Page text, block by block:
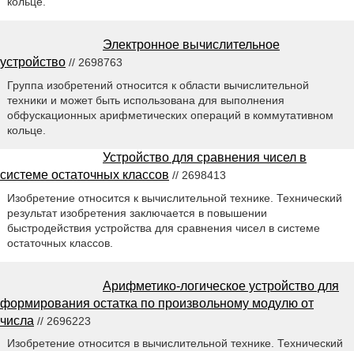
Электронное вычислительное
устройство // 2698763
Группа изобретений относится к области вычислительной
техники и может быть использована для выполнения
обфускационных арифметических операций в коммутативном
кольце.
Устройство для сравнения чисел в
системе остаточных классов // 2698413
Изобретение относится к вычислительной технике. Технический
результат изобретения заключается в повышении
быстродействия устройства для сравнения чисел в системе
остаточных классов.
Арифметико-логическое устройство для
формирования остатка по произвольному модулю от
числа // 2696223
Изобретение относится в вычислительной технике. Технический